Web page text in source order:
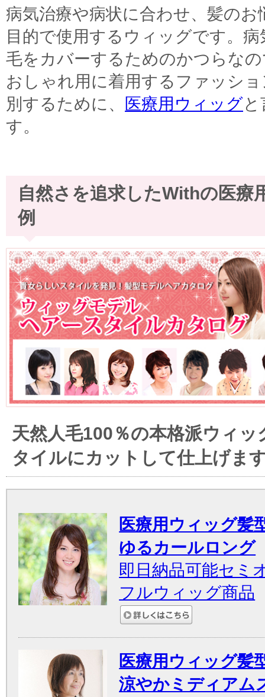
病気治療や病状に合わせ、髪のお
目的で使用するウィッグです。
毛をカバーするためのかつらな
おしゃれ用に着用するファッシ
別するために、 医療用ウィッグ
す。
自然さを追求したWithの医療
例
天然人毛100％の本格派ウィッ
タイルにカットして仕上げま
医療用ウィッグ髪
ゆるカールロング
即日納品可能セミ
フルウィッグ商品
医療用ウィッグ髪
涼やかミディアム